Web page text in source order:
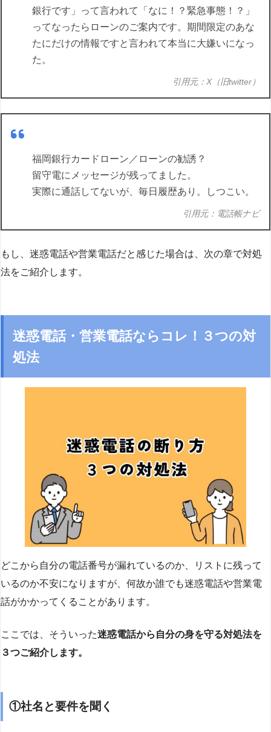
銀行です」って言われて「なに！？緊急事態！？」
ってなったらローンのご案内です。期間限定のあな
たにだけの情報ですと言われて本当に大嫌いになっ
た。
引用元：X（旧twitter）
福岡銀行カードローン／ローンの勧誘？
留守電にメッセージが残ってました。
実際に通話してないが、毎日履歴あり。しつこい。
引用元：電話帳ナビ
もし、迷惑電話や営業電話だと感じた場合は、次の章で対処
法をご紹介します。
迷惑電話・営業電話ならコレ！３つの対
処法
どこから自分の電話番号が漏れているのか、リストに残って
いるのか不安になりますが、何故か誰でも迷惑電話や営業電
話がかかってくることがあります。
ここでは、そういった迷惑電話から自分の身を守る対処法を
３つご紹介します。
①社名と要件を聞く